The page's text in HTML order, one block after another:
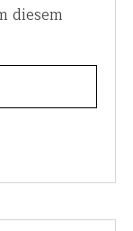
diesem